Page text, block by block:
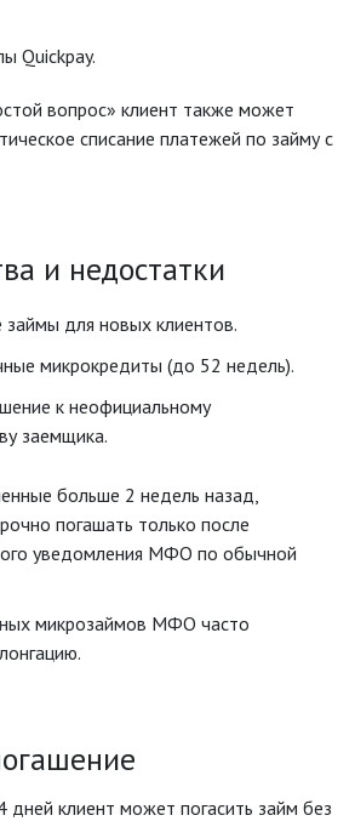
Quickpay.
вопрос» клиент также может
списание платежей по займу с
и недостатки
займы для новых клиентов.
микрокредиты (до 52 недель).
к неофициальному
заемщика.
больше 2 недель назад,
погашать только после
уведомления МФО по обычной
микрозаймов МФО часто
дней клиент может погасить займ без